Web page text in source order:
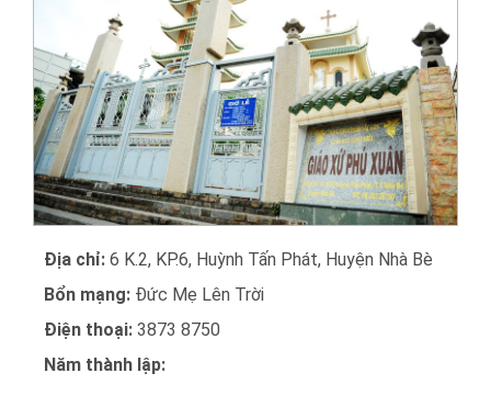
Địa chỉ: 6 K.2, KP.6, Huỳnh Tấn Phát, Huyện Nhà Bè
Bổn mạng: Đức Mẹ Lên Trời
Điện thoại: 3873 8750
Năm thành lập: